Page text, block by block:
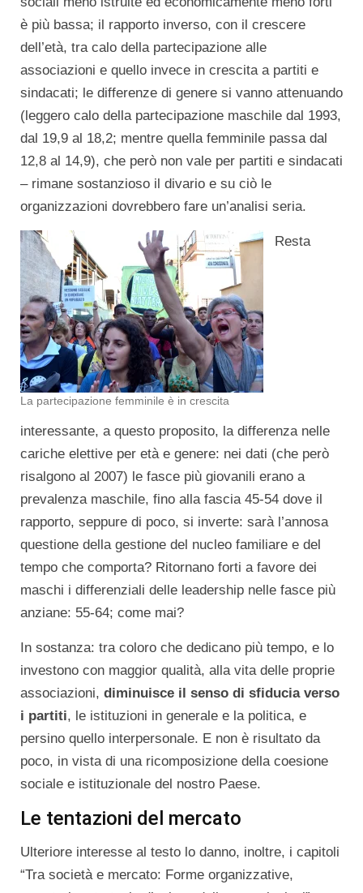
è più bassa; il rapporto inverso, con il crescere
dell’età, tra calo della partecipazione alle
associazioni e quello invece in crescita a partiti e
sindacati; le differenze di genere si vanno attenuando
(leggero calo della partecipazione maschile dal 1993,
dal 19,9 al 18,2; mentre quella femminile passa dal
12,8 al 14,9), che però non vale per partiti e sindacati
– rimane sostanzioso il divario e su ciò le
organizzazioni dovrebbero fare un’analisi seria.
La partecipazione femminile è in crescita
Resta
interessante, a questo proposito, la differenza nelle
cariche elettive per età e genere: nei dati (che però
risalgono al 2007) le fasce più giovanili erano a
prevalenza maschile, fino alla fascia 45-54 dove il
rapporto, seppure di poco, si inverte: sarà l’annosa
questione della gestione del nucleo familiare e del
tempo che comporta? Ritornano forti a favore dei
maschi i differenziali delle leadership nelle fasce più
anziane: 55-64; come mai?
In sostanza: tra coloro che dedicano più tempo, e lo
investono con maggior qualità, alla vita delle proprie
associazioni, diminuisce il senso di sfiducia verso
i partiti, le istituzioni in generale e la politica, e
persino quello interpersonale. E non è risultato da
poco, in vista di una ricomposizione della coesione
sociale e istituzionale del nostro Paese.
Le tentazioni del mercato
Ulteriore interesse al testo lo danno, inoltre, i capitoli
“Tra società e mercato: Forme organizzative,